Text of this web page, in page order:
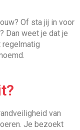
Of sta jij in voor
Dan weet je dat je
regelmatig
van
Je bezoekt